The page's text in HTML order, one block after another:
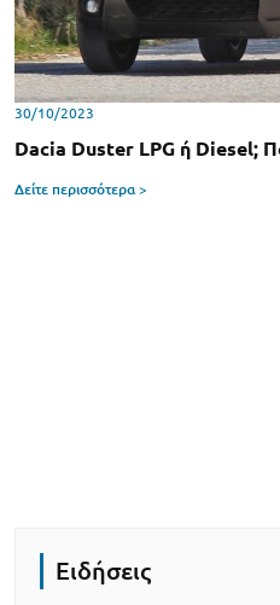
30/10/2023
Dacia Duster LPG ή Diesel;
Δείτε περισσότερα >
Ειδήσεις